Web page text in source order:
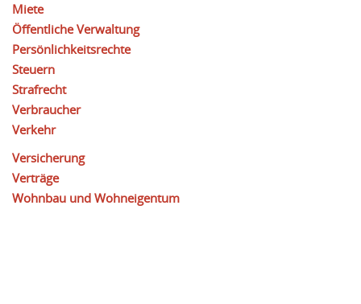
Miete
Öffentliche Verwaltung
Persönlichkeitsrechte
Steuern
Strafrecht
Verbraucher
Verkehr
Versicherung
Verträge
Wohnbau und Wohneigentum